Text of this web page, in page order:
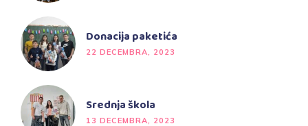
Donacija paketića
22 DECEMBRA, 2023
Srednja škola
13 DECEMBRA, 2023